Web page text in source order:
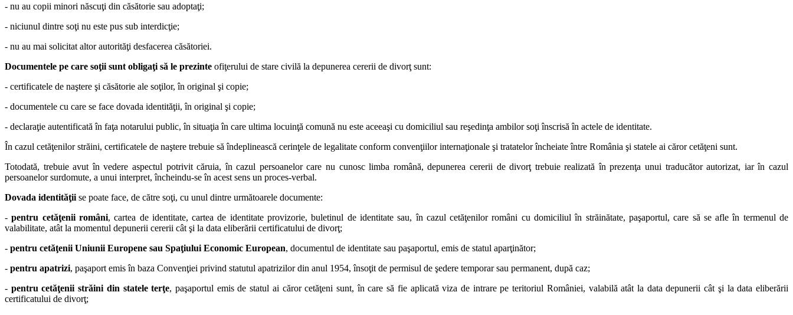
- nu au copii minori născuţi din căsătorie sau adoptaţi;
- niciunul dintre soţi nu este pus sub interdicţie;
- nu au mai solicitat altor autorităţi desfacerea căsătoriei.
Documentele pe care soţii sunt obligaţi să le prezinte ofiţerului de stare civilă la depunerea cererii de divorţ sunt:
- certificatele de naştere şi căsătorie ale soţilor, în original şi copie;
- documentele cu care se face dovada identităţii, în original şi copie;
- declaraţie autentificată în faţa notarului public, în situaţia în care ultima locuinţă comună nu este aceeaşi cu domiciliul sau reşedinţa ambilor soţi înscrisă în actele de identitate.
În cazul cetăţenilor străini, certificatele de naştere trebuie să îndeplinească cerinţele de legalitate conform convenţiilor internaţionale şi tratatelor încheiate între România şi statele ai căror cetăţeni sunt.
Totodată, trebuie avut în vedere aspectul potrivit căruia, în cazul persoanelor care nu cunosc limba română, depunerea cererii de divorţ trebuie realizată în prezenţa unui traducător autorizat, iar în cazul
persoanelor surdomute, a unui interpret, încheindu-se în acest sens un proces-verbal.
Dovada identităţii se poate face, de către soţi, cu unul dintre următoarele documente:
-pentru cetăţenii români, cartea de identitate, cartea de identitate provizorie, buletinul de identitate sau, în cazul cetăţenilor români cu domiciliul în străinătate, paşaportul, care să se afle în termenul de
valabilitate, atât la momentul depunerii cererii cât şi la data eliberării certificatului de divorţ;
- pentru cetăţenii Uniunii Europene sau Spaţiului Economic European, documentul de identitate sau paşaportul, emis de statul aparţinător;
- pentru apatrizi, paşaport emis în baza Convenţiei privind statutul apatrizilor din anul 1954, însoţit de permisul de şedere temporar sau permanent, după caz;
- pentru cetăţenii străini din statele terţe, paşaportul emis de statul ai căror cetăţeni sunt, în care să fie aplicată viza de intrare pe teritoriul României, valabilă atât la data depunerii cât şi la data eliberării
certificatului de divorţ;